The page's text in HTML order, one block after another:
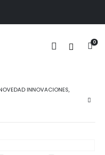
0
INNOVACIONES,